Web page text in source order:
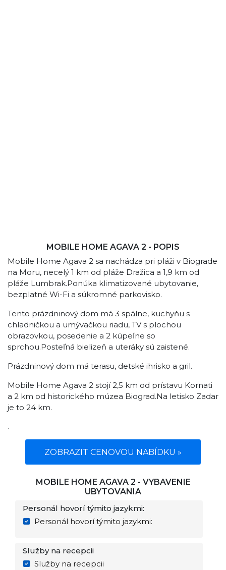
MOBILE HOME AGAVA 2 - POPIS
Mobile Home Agava 2 sa nachádza pri pláži v Biograde
na Moru, necelý 1 km od pláže Dražica a 1,9 km od
pláže Lumbrak.Ponúka klimatizované ubytovanie,
bezplatné Wi-Fi a súkromné ​​parkovisko.
Tento prázdninový dom má 3 spálne, kuchyňu s
chladničkou a umývačkou riadu, TV s plochou
obrazovkou, posedenie a 2 kúpeľne so
sprchou.Posteľná bielizeň a uteráky sú zaistené.
Prázdninový dom má terasu, detské ihrisko a gril.
Mobile Home Agava 2 stojí 2,5 km od prístavu Kornati
a 2 km od historického múzea Biograd.Na letisko Zadar
je to 24 km.
.
ZOBRAZIT CENOVOU NABÍDKU »
MOBILE HOME AGAVA 2 - VYBAVENIE
UBYTOVANIA
Personál hovorí týmito jazykmi:
Personál hovorí týmito jazykmi:
Služby na recepcii
Služby na recepcii